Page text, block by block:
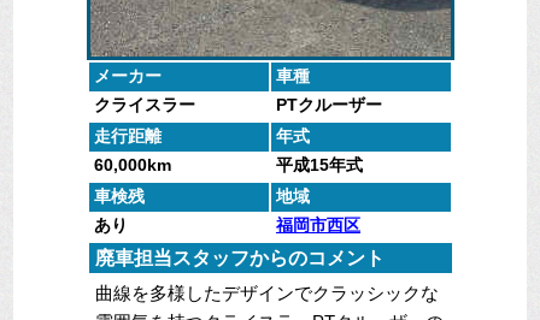
メーカー
車種
クライスラー
PTクルーザー
走行距離
年式
60,000km
平成15年式
車検残
地域
あり
福岡市西区
廃車担当スタッフからのコメント
曲線を多様したデザインでクラッシックな